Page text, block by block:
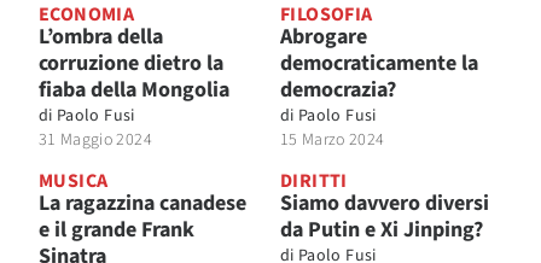
ECONOMIA
L’ombra della
corruzione dietro la
fiaba della Mongolia
di Paolo Fusi
31 Maggio 2024
FILOSOFIA
Abrogare
democraticamente la
democrazia?
di Paolo Fusi
15 Marzo 2024
MUSICA
La ragazzina canadese
e il grande Frank
Sinatra
DIRITTI
Siamo davvero diversi
da Putin e Xi Jinping?
di Paolo Fusi